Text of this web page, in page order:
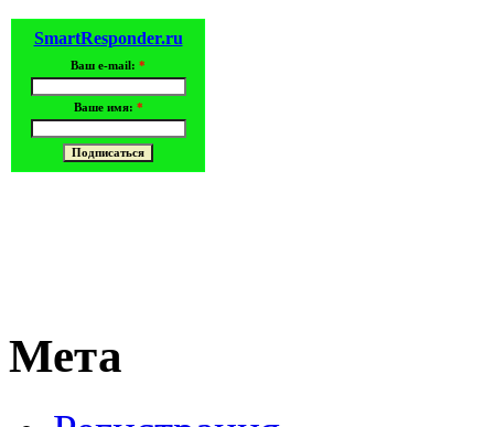
SmartResponder.ru
Ваш e-mail: *
Ваше имя: *
Мета